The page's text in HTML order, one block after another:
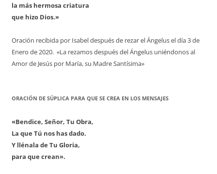
la más hermosa criatura
que hizo Dios.»
Oración recibida por Isabel después de rezar el Ángelus el día 3 de
Enero de 2020. «La rezamos después del Ángelus uniéndonos al
Amor de Jesús por María, su Madre Santísima»
ORACIÓN DE SÚPLICA PARA QUE SE CREA EN LOS MENSAJES
«Bendice, Señor, Tu Obra,
La que Tú nos has dado.
Y llénala de Tu Gloria,
para que crean».